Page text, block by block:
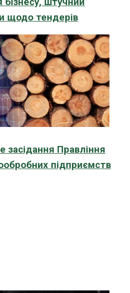
щодо тендерів
засідання Правління
підприємств